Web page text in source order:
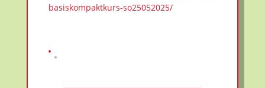
basiskompaktkurs-so25052025/